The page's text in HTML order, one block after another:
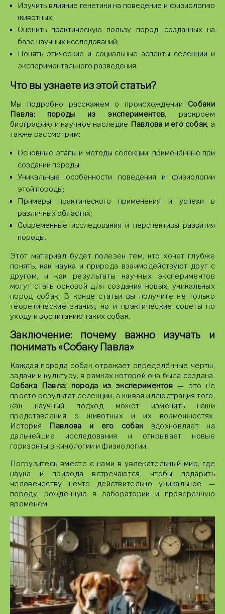
Изучить влияние генетики на поведение и физиологию
животных;
Оценить практическую пользу пород, созданных на
базе научных исследований;
Понять этические и социальные аспекты селекции и
экспериментального разведения.
Что вы узнаете из этой статьи?
Мы подробно расскажем о происхождении Собаки
Павла: породы из экспериментов, раскроем
биографию и научное наследие Павлова и его собак, а
также рассмотрим:
Основные этапы и методы селекции, применённые при
создании породы;
Уникальные особенности поведения и физиологии
этой породы;
Примеры практического применения и успехи в
различных областях;
Современные исследования и перспективы развития
породы.
Этот материал будет полезен тем, кто хочет глубже
понять, как наука и природа взаимодействуют друг с
другом, и как результаты научных экспериментов
могут стать основой для создания новых, уникальных
пород собак. В конце статьи вы получите не только
теоретические знания, но и практические советы по
уходу и воспитанию таких собак.
Заключение: почему важно изучать и
понимать «Собаку Павла»
Каждая порода собак отражает определённые черты,
задачи и культуру, в рамках которой она была создана.
Собака Павла: порода из экспериментов — это не
просто результат селекции, а живая иллюстрация того,
как научный подход может изменить наши
представления о животных и их возможностях.
История Павлова и его собак вдохновляет на
дальнейшие исследования и открывает новые
горизонты в кинологии и физиологии.
Погрузитесь вместе с нами в увлекательный мир, где
наука и природа встречаются, чтобы подарить
человечеству нечто действительно уникальное —
породу, рожденную в лаборатории и проверенную
временем.